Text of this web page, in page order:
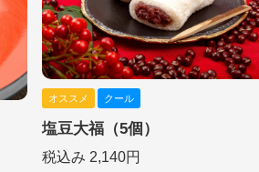
オススメ クール
塩豆大福（5個）
税込み 2,140円